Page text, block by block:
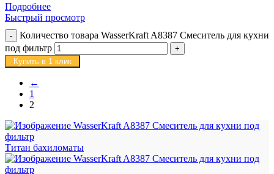
Подробнее
Быстрый просмотр
Количество товара WasserKraft A8387 Смеситель для кухни
под фильтр
Купить в 1 клик
←
1
2
Титан бахиломаты